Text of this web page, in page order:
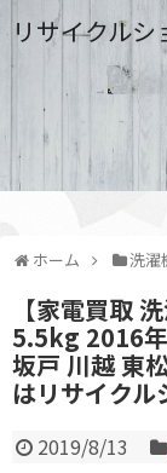
リサイクル
ホーム 洗濯
【家電買取
5.5kg 2016
坂戸 川越 東
はリサイクル
2019/8/13